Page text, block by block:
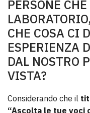
PERSONE
CHE COSA CI
ESPERIENZA
DAL NOSTRO
VISTA?
Considerando che il
“Ascolta le tue voci